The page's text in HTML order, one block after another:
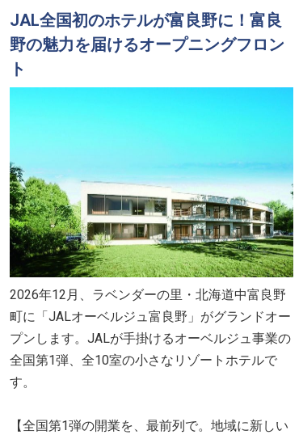
JAL全国初のホテルが富良野に！富良
野の魅力を届けるオープニングフロン
ト
2026年12月、ラベンダーの里・北海道中富良野
町に「JALオーベルジュ富良野」がグランドオー
プンします。JALが手掛けるオーベルジュ事業の
全国第1弾、全10室の小さなリゾートホテルで
す。
【全国第1弾の開業を、最前列で。地域に新しい